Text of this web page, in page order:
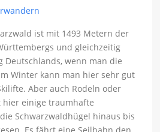
ist mit 1493 Metern der
und gleichzeitig
Deutschlands, wenn man die
Winter kann man hier sehr gut
Aber auch Rodeln oder
einige traumhafte
Schwarzwaldhügel hinaus bis